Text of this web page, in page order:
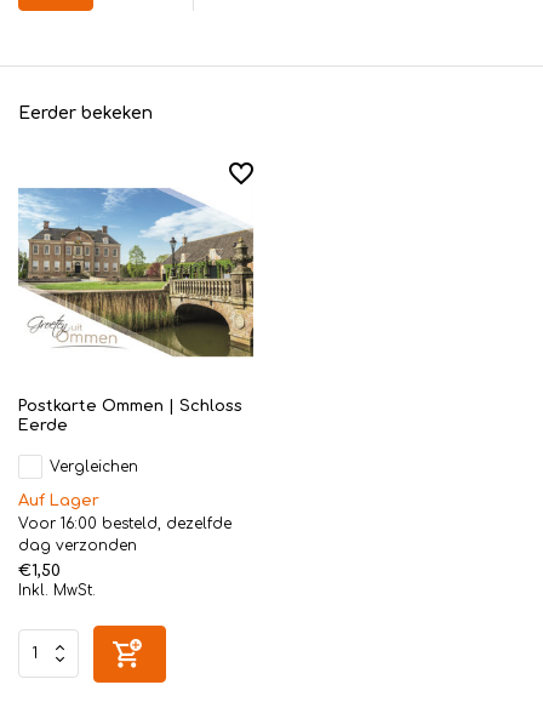
Eerder bekeken
Postkarte Ommen | Schloss
Eerde
Vergleichen
Auf Lager
Voor 16:00 besteld, dezelfde
dag verzonden
€1,50
Inkl. MwSt.